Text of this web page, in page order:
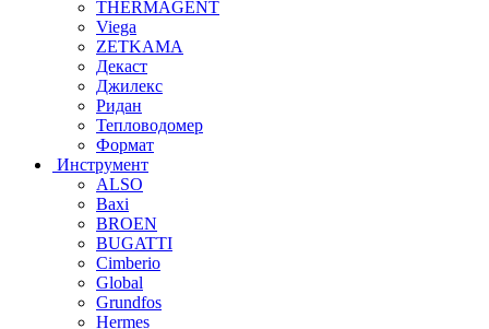
THERMAGENT
Viega
ZETKAMA
Декаст
Джилекс
Ридан
Тепловодомер
Формат
Инструмент
ALSO
Baxi
BROEN
BUGATTI
Cimberio
Global
Grundfos
Hermes